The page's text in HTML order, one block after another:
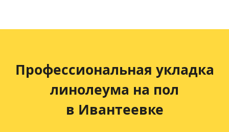
Профессиональная укладка
линолеума на пол
в Ивантеевке